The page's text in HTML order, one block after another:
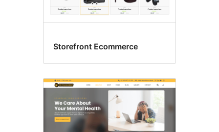
Storefront Ecommerce